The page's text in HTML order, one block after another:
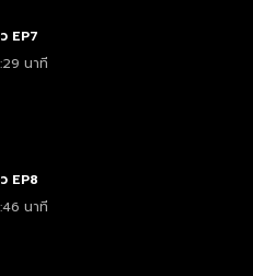
EP7
นาที
EP8
นาที